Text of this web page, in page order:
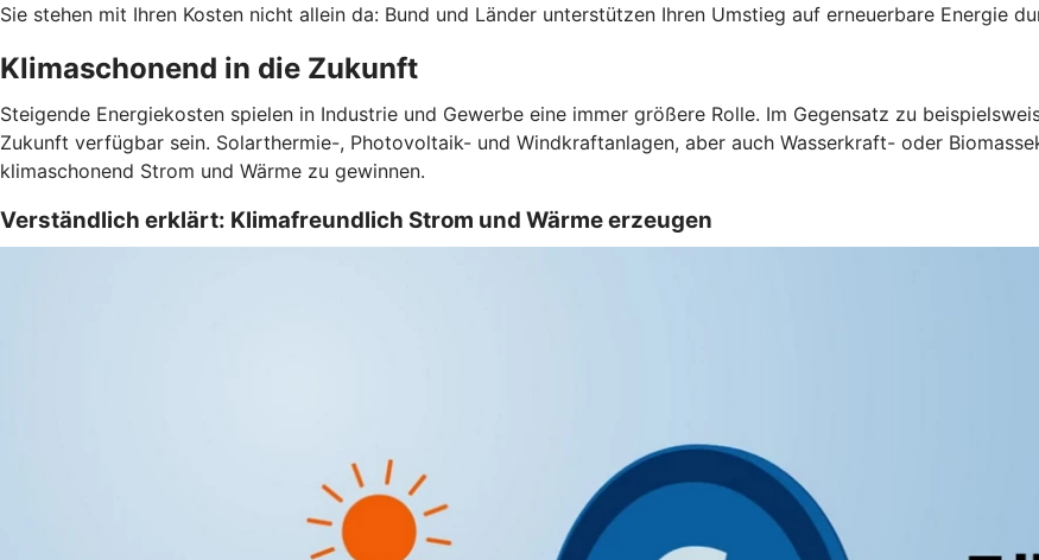
Sie stehen mit Ihren Kosten nicht allein da: Bund und Länder unterstützen Ihren Umstieg auf erneuerbare Energie
Klimaschonend in die Zukunft
Steigende Energiekosten spielen in Industrie und Gewerbe eine immer größere Rolle. Im Gegensatz zu
Zukunft verfügbar sein. Solarthermie-, Photovoltaik- und Windkraftanlagen, aber auch Wasserkraft- oder
klimaschonend Strom und Wärme zu gewinnen.
Verständlich erklärt: Klimafreundlich Strom und Wärme erzeugen